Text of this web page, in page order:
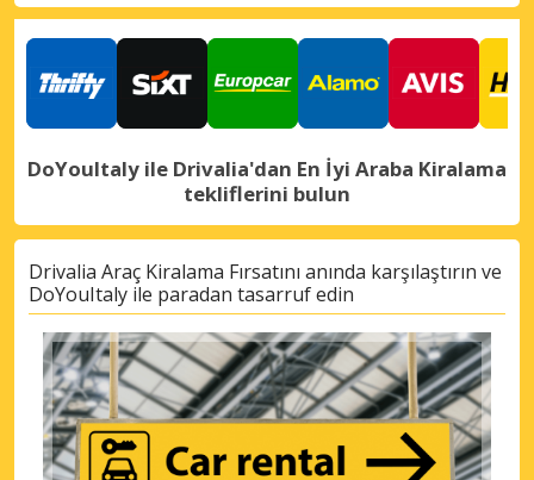
DoYouItaly ile Drivalia'dan En İyi Araba Kiralama
tekliflerini bulun
Drivalia Araç Kiralama Fırsatını anında karşılaştırın ve
DoYouItaly ile paradan tasarruf edin